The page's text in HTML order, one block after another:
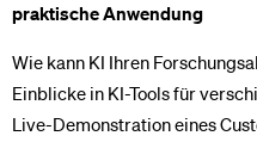
praktische Anwendung
Wie kann KI Ihren
Einblicke in KI-Tools für
Live-Demonstration eines